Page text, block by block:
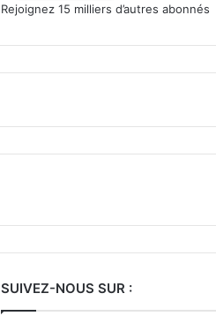
Rejoignez 15 milliers d’autres abonnés
SUIVEZ-NOUS SUR :